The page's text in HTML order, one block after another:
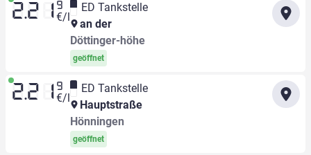
2.21 9
€/l
ED Tankstelle
an der
Döttinger-höhe
geöffnet
2.21 9
€/l
ED Tankstelle
Hauptstraße
Hönningen
geöffnet